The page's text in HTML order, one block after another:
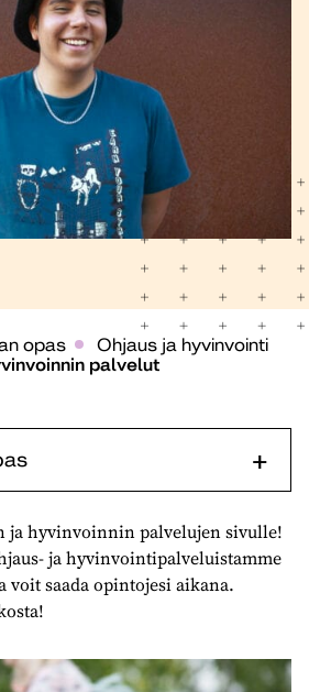
opas
Ohjaus ja hyvinvointi
palvelut
ja hyvinvoinnin palvelujen sivulle!
ja hyvinvointipalveluistamme
voit saada opintojesi aikana.